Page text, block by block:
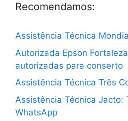
Recomendamos:
Assistência Técnica
Autorizada Epson
autorizadas para conserto
Assistência Técnica Três
Assistência Técnica Jacto:
WhatsApp